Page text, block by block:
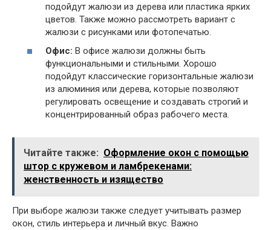
подойдут жалюзи из дерева или пластика ярких
цветов. Также можно рассмотреть вариант с
жалюзи с рисунками или фотопечатью.
Офис: В офисе жалюзи должны быть
функциональными и стильными. Хорошо
подойдут классические горизонтальные жалюзи
из алюминия или дерева, которые позволяют
регулировать освещение и создавать строгий и
концентрированный образ рабочего места.
Читайте также: Оформление окон с помощью
штор с кружевом и ламбрекенами:
женственность и изящество
При выборе жалюзи также следует учитывать размер
окон, стиль интерьера и личный вкус. Важно